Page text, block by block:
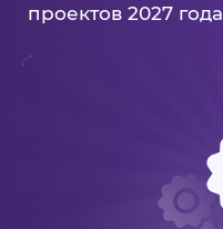
проектов 2027 года